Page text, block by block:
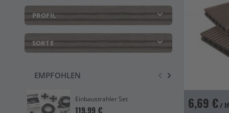
6,69 €/
PROFIL
SORTE
EMPFOHLEN
Einbaustrahler Set
119,99 €